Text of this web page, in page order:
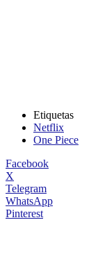
Etiquetas
Netflix
One Piece
Facebook
X
Telegram
WhatsApp
Pinterest